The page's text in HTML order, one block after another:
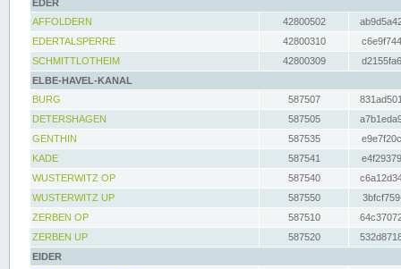
EDER
AFFOLDERN
42800502
EDERTALSPERRE
42800310
SCHMITTLOTHEIM
42800309
ELBE-HAVEL-KANAL
BURG
587507
DETERSHAGEN
587505
GENTHIN
587535
KADE
587541
WUSTERWITZ OP
587540
WUSTERWITZ UP
587550
ZERBEN OP
587510
ZERBEN UP
587520
EIDER